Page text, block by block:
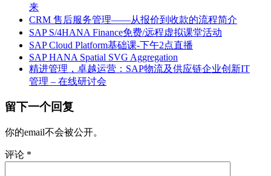
来
CRM 售后服务管理——从报价到收款的流程简介
SAP S/4HANA Finance免费/远程虚拟课堂活动
SAP Cloud Platform基础课-下午2点直播
SAP HANA Spatial SVG Aggregation
精进管理，卓越运营：SAP物流及供应链企业创新IT
管理 – 在线研讨会
留下一个回复
你的email不会被公开。
评论 *